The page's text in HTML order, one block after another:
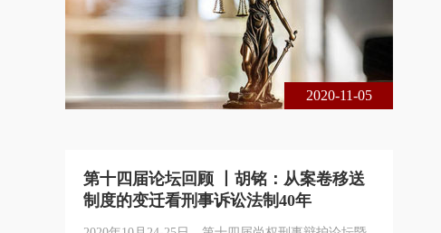
展望。本届论坛采用线下、线上相结合的方式进行，
共200余名专家学者、法律实务界人士出席了本届论
坛，在线实时收看达1 6万余人次。
2020-11-05
第十四届论坛回顾 丨胡铭：从案卷移送
制度的变迁看刑事诉讼法制40年